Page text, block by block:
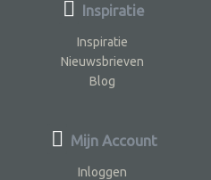
Inspiratie
Inspiratie
Nieuwsbrieven
Blog
Mijn Account
Inloggen